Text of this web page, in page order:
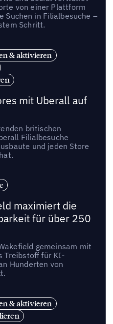
von einer Plattform
Suchen in Filialbesuche –
Schritt.
& aktivieren
mit Uberall auf
britischen
Filialbesuche
und jeden Store
maximiert die
für über 250
gemeinsam mit
Treibstoff für KI-
Hunderten von
& aktivieren